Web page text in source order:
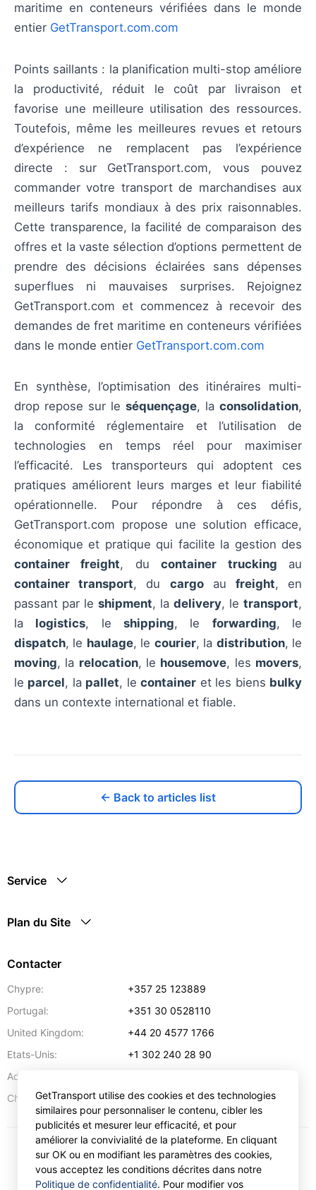
maritime en conteneurs vérifiées dans le monde
entier GetTransport.com.com
Points saillants : la planification multi-stop améliore
la productivité, réduit le coût par livraison et
favorise une meilleure utilisation des ressources.
Toutefois, même les meilleures revues et retours
d’expérience ne remplacent pas l’expérience
directe : sur GetTransport.com, vous pouvez
commander votre transport de marchandises aux
meilleurs tarifs mondiaux à des prix raisonnables.
Cette transparence, la facilité de comparaison des
offres et la vaste sélection d’options permettent de
prendre des décisions éclairées sans dépenses
superflues ni mauvaises surprises. Rejoignez
GetTransport.com et commencez à recevoir des
demandes de fret maritime en conteneurs vérifiées
dans le monde entier GetTransport.com.com
En synthèse, l’optimisation des itinéraires multi-
drop repose sur le séquençage, la consolidation,
la conformité réglementaire et l’utilisation de
technologies en temps réel pour maximiser
l’efficacité. Les transporteurs qui adoptent ces
pratiques améliorent leurs marges et leur fiabilité
opérationnelle. Pour répondre à ces défis,
GetTransport.com propose une solution efficace,
économique et pratique qui facilite la gestion des
container freight, ducontainer trucking au
container transport, du cargoau freight, en
passant par le shipment, la delivery, le transport,
la logistics, leshipping, le forwarding, le
dispatch, le haulage, le courier, la distribution, le
moving, la relocation, le housemove, les movers,
le parcel, la pallet, lecontainer et les biens bulky
dans un contexte international et fiable.
← Back to articles list
Service
Plan du Site
Contacter
Chypre:
+357 25 123889
Portugal:
+351 30 0528110
United Kingdom:
+44 20 4577 1766
Etats-Unis:
+1 302 240 28 90
Adresse:
Chypre:
57 Spyrou Kyprianou,Larnaca 6051
EUR
GetTransport utilise des cookies et des technologies
similaires pour personnaliser le contenu, cibler les
publicités et mesurer leur efficacité, et pour
améliorer la convivialité de la plateforme. En cliquant
sur OK ou en modifiant les paramètres des cookies,
vous acceptez les conditions décrites dans notre
Politique de confidentialité. Pour modifier vos